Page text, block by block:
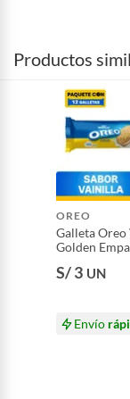
Productos
OREO
Galleta
Golden
S/ 3 UN
Envío